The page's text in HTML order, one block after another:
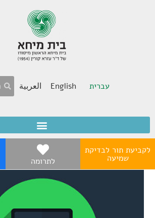
עברית English العربية
לקביעת תור לבדיקת
שמיעה לתרומה